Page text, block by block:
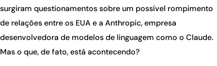
surgiram questionamentos sobre um possível rompimento
de relações entre os EUA e a Anthropic, empresa
desenvolvedora de modelos de linguagem como o Claude.
Mas o que, de fato, está acontecendo?